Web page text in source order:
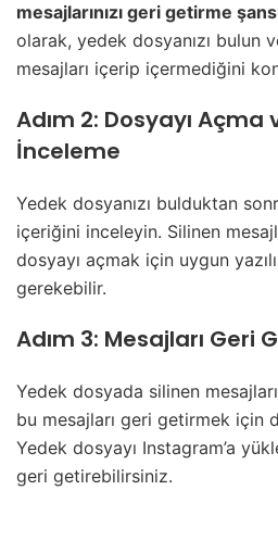
mesajlarınızı geri getirme
olarak, yedek dosyanızı bulun
mesajları içerip içermediğini
Adım 2: Dosyayı Açma
İnceleme
Yedek dosyanızı bulduktan
içeriğini inceleyin. Silinen
dosyayı açmak için uygun
gerekebilir.
Adım 3: Mesajları Geri
Yedek dosyada silinen
bu mesajları geri getirmek için
Yedek dosyayı Instagram’a
geri getirebilirsiniz.